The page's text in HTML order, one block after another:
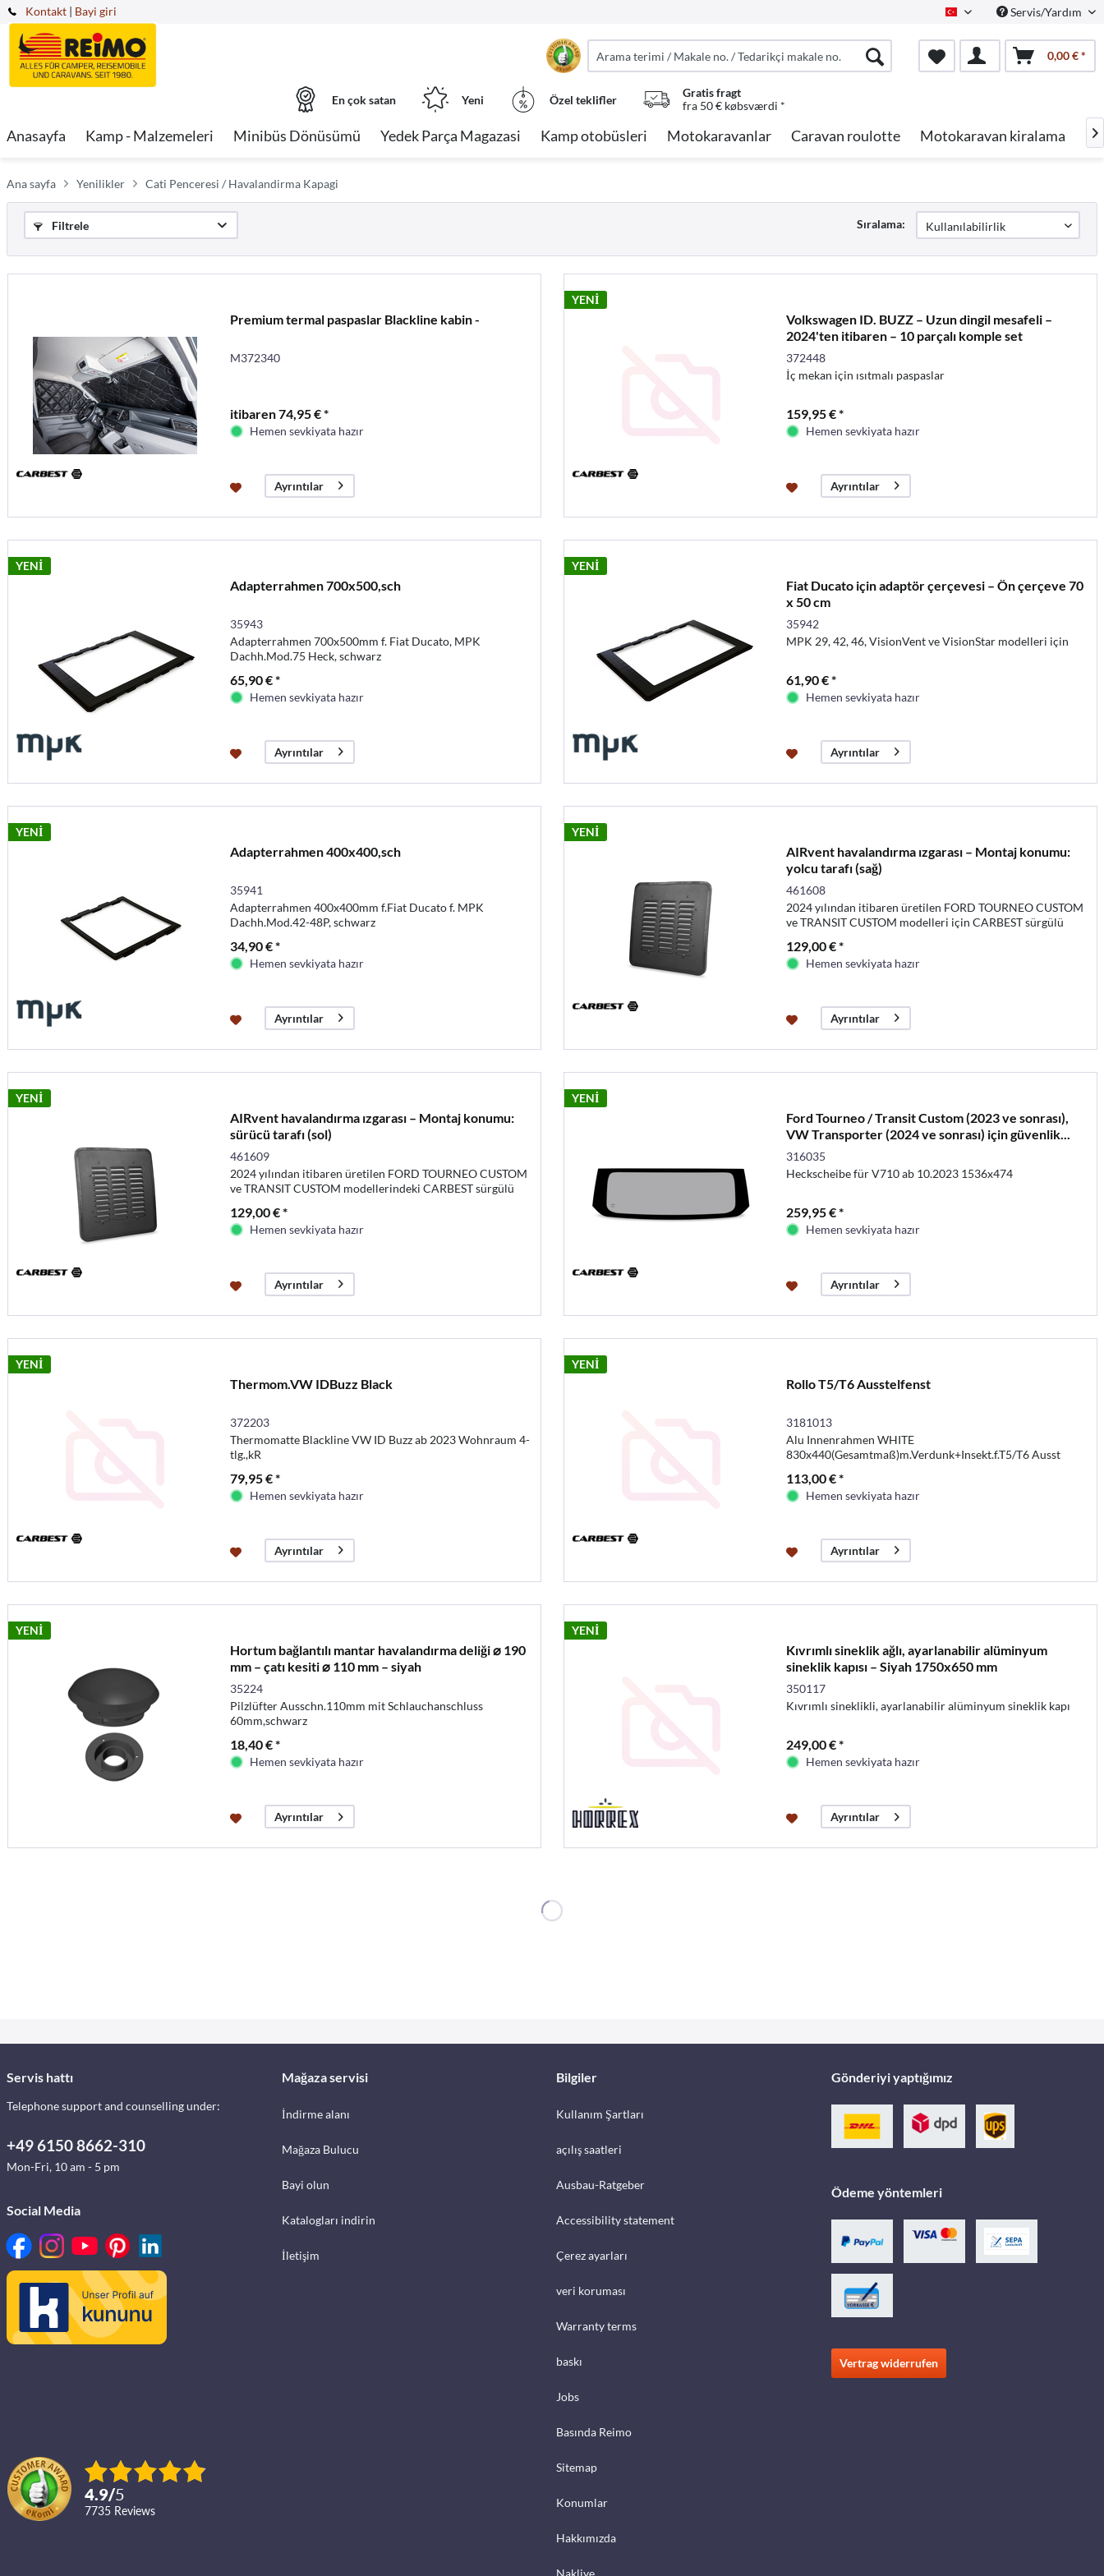
Kontakt Turkish Servis/Yardım
| Bayi giri
0,00 € *
En çok satan Yeni Özel teklifler
Gratis fragt
fra 50 € købsværdi *
Anasayfa Kamp - Malzemeleri Minibüs Dönüsümü Yedek Parça Magazasi Kamp otobüsleri Motokaravanlar Caravan roulotte Motokaravan kiralama 
Ana sayfa Yenilikler Cati Penceresi / Havalandirma Kapagi
Filtrele Sıralama:
Premium termal paspaslar Blackline kabin -
M372340
itibaren 74,95 € *
Hemen sevkiyata hazır
Ayrıntılar
YENİ
Volkswagen ID. BUZZ – Uzun dingil mesafeli –
2024'ten itibaren – 10 parçalı komple set
372448
İç mekan için ısıtmalı paspaslar
159,95 € *
Hemen sevkiyata hazır
Ayrıntılar
YENİ
Adapterrahmen 700x500,sch
35943
Adapterrahmen 700x500mm f. Fiat Ducato, MPK
Dachh.Mod.75 Heck, schwarz
65,90 € *
Hemen sevkiyata hazır
Ayrıntılar
YENİ
Fiat Ducato için adaptör çerçevesi – Ön çerçeve 70
x 50 cm
35942
MPK 29, 42, 46, VisionVent ve VisionStar modelleri için
61,90 € *
Hemen sevkiyata hazır
Ayrıntılar
YENİ
Adapterrahmen 400x400,sch
35941
Adapterrahmen 400x400mm f.Fiat Ducato f. MPK
Dachh.Mod.42-48P, schwarz
34,90 € *
Hemen sevkiyata hazır
Ayrıntılar
YENİ
AIRvent havalandırma ızgarası – Montaj konumu:
yolcu tarafı (sağ)
461608
2024 yılından itibaren üretilen FORD TOURNEO CUSTOM
ve TRANSIT CUSTOM modelleri için CARBEST sürgülü
129,00 € *
Hemen sevkiyata hazır
Ayrıntılar
YENİ
AIRvent havalandırma ızgarası – Montaj konumu:
sürücü tarafı (sol)
461609
2024 yılından itibaren üretilen FORD TOURNEO CUSTOM
ve TRANSIT CUSTOM modellerindeki CARBEST sürgülü
129,00 € *
Hemen sevkiyata hazır
Ayrıntılar
YENİ
Ford Tourneo / Transit Custom (2023 ve sonrası),
VW Transporter (2024 ve sonrası) için güvenlik...
316035
Heckscheibe für V710 ab 10.2023 1536x474
259,95 € *
Hemen sevkiyata hazır
Ayrıntılar
YENİ
Thermom.VW IDBuzz Black
372203
Thermomatte Blackline VW ID Buzz ab 2023 Wohnraum 4-
tlg.,kR
79,95 € *
Hemen sevkiyata hazır
Ayrıntılar
YENİ
Rollo T5/T6 Ausstelfenst
3181013
Alu Innenrahmen WHITE
830x440(Gesamtmaß)m.Verdunk+Insekt.f.T5/T6 Ausst
113,00 € *
Hemen sevkiyata hazır
Ayrıntılar
YENİ
Hortum bağlantılı mantar havalandırma deliği ⌀ 190
mm – çatı kesiti ⌀ 110 mm – siyah
35224
Pilzlüfter Ausschn.110mm mit Schlauchanschluss
60mm,schwarz
18,40 € *
Hemen sevkiyata hazır
Ayrıntılar
YENİ
Kıvrımlı sineklik ağlı, ayarlanabilir alüminyum
sineklik kapısı – Siyah 1750x650 mm
350117
Kıvrımlı sineklikli, ayarlanabilir alüminyum sineklik kapı
249,00 € *
Hemen sevkiyata hazır
Ayrıntılar
Servis hattı
Telephone support and counselling under:
+49 6150 8662-310
Mon-Fri, 10 am - 5 pm
Social Media
4.9/5
7735 reviews
Mağaza servisi
İndirme alanı
Mağaza Bulucu
Bayi olun
Katalogları indirin
İletişim
Bilgiler
Kullanım Şartları
açılış saatleri
Ausbau-Ratgeber
Accessibility statement
Çerez ayarları
veri koruması
Warranty terms
baskı
Jobs
Basında Reimo
Sitemap
Konumlar
Hakkımızda
Gönderiyi yaptığımız
Ödeme yöntemleri
Vertrag widerrufen